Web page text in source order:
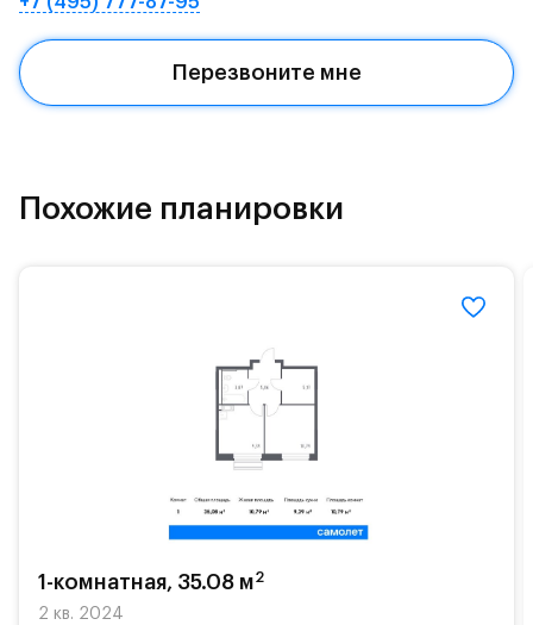
Красногорское и Рублево-Успенское шоссе.
Поблизости расположено новое наземное метро
МЦД «Одинцово».
Территория леса доступна для пеших и
Расположение позволяет вести здоровый образ
жизни и регулярно заниматься спортом, как на
свежем воздухе, так и в спортзале. Для комфортной
жизни есть вся необходимая инфраструктура.
На территории квартала возведут детский сад и
школу. Также для наиболее одарённых детей есть
«Жуковка».
Перезвоните мне
Похожие планировки
1-комнатная, 35.08 м2
2 кв. 2024